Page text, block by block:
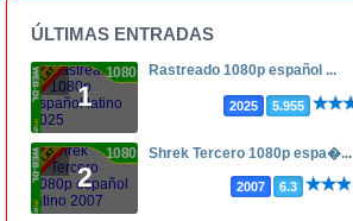
ÚLTIMAS ENTRADAS
1
1080p Rastreado 1080p español ...
2025 5.955
2
1080p Shrek Tercero 1080p espa�...
2007 6.3